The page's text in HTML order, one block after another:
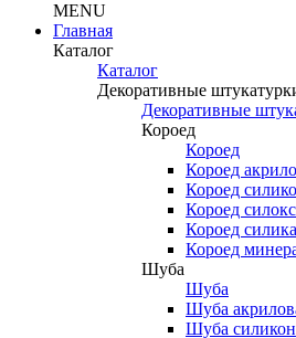
MENU
Главная
Каталог
Каталог
Декоративные
Декоративные
Короед
Короед
Короед
Короед
Короед
Короед
Короед
Шуба
Шуба
Шуба
Шуба силикон